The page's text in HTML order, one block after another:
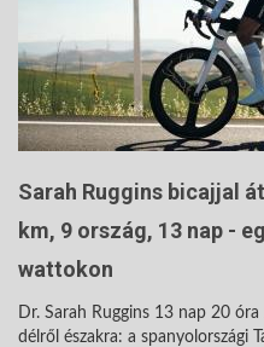
Sarah Ruggins bicajjal
km, 9 ország, 13 nap -
wattokon
Dr. Sarah Ruggins 13 nap 20
délről északra: a spanyolországi